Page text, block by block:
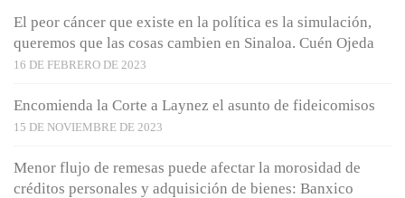
El peor cáncer que existe en la política es la simulación,
queremos que las cosas cambien en Sinaloa. Cuén Ojeda
16 DE FEBRERO DE 2023
Encomienda la Corte a Laynez el asunto de fideicomisos
15 DE NOVIEMBRE DE 2023
Menor flujo de remesas puede afectar la morosidad de
créditos personales y adquisición de bienes: Banxico